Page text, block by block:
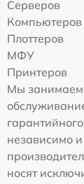
Серверов
Компьютеров
Плоттеров
МФУ
Принтеров
Мы
независимо
носят